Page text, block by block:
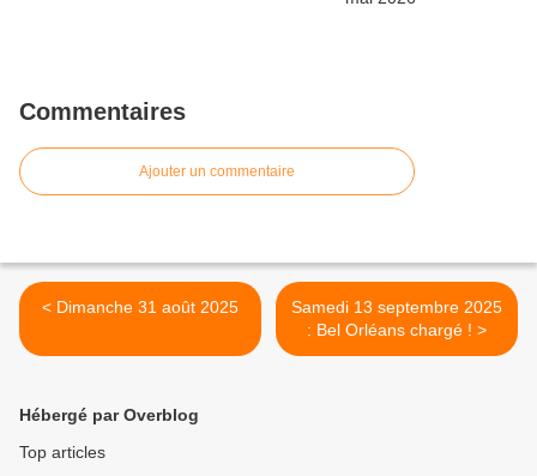
Commentaires
Ajouter un commentaire
< Dimanche 31 août 2025
Samedi 13 septembre 2025
: Bel Orléans chargé ! >
Hébergé par Overblog
Top articles